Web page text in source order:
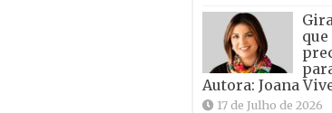
Autora: Joana
17 de Julho de 2026